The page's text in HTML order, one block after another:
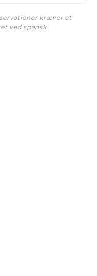
kræver et
ved spansk